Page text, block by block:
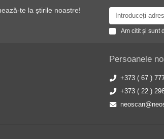
te la știrile noastre!
Am citit și sunt
Persoanele
+373 ( 67 )
+373 ( 22 )